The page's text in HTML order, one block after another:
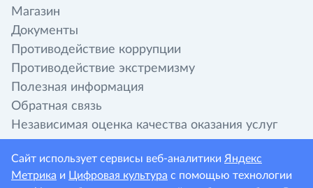
Магазин
Документы
Противодействие коррупции
Противодействие экстремизму
Полезная информация
Обратная связь
Независимая оценка качества оказания услуг
Сайт использует сервисы веб-аналитики Яндекс
Метрика и Цифровая культура с помощью технологии